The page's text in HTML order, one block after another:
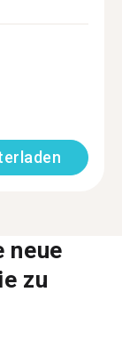
neue
zu